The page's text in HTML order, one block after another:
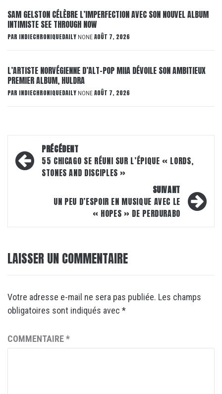
SAM GELSTON CÉLÈBRE L’IMPERFECTION AVEC SON NOUVEL ALBUM
INTIMISTE SEE THROUGH NOW
PAR INDIECHRONIQUEDAILY NONE AOÛT 7, 2026
L’ARTISTE NORVÉGIENNE D’ALT-POP MIIA DÉVOILE SON AMBITIEUX
PREMIER ALBUM, HULDRA
PAR INDIECHRONIQUEDAILY NONE AOÛT 7, 2026
Navigation
d’article
PRÉCÉDENT
55 CHICAGO SE RÉUNI SUR L’ÉPIQUE « LORDS,
STONES AND DISCIPLES »
SUIVANT
UN PEU D’ESPOIR EN MUSIQUE AVEC LE
« HOPES » DE PERDURABO
LAISSER UN COMMENTAIRE
Votre adresse e-mail ne sera pas publiée. Les champs
obligatoires sont indiqués avec *
COMMENTAIRE*